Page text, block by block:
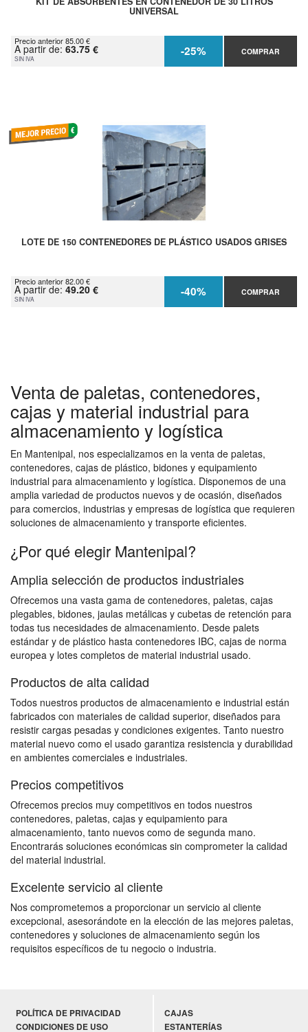
UNIVERSAL
Precio anterior 85.00 €
A partir de: 63.75 €
SIN IVA -25% COMPRAR
LOTE DE 150 CONTENEDORES DE PLÁSTICO USADOS GRISES
Precio anterior 82.00 €
A partir de: 49.20 €
SIN IVA -40% COMPRAR
Venta de paletas, contenedores,
cajas y material industrial para
almacenamiento y logística
En Mantenipal, nos especializamos en la venta de paletas,
contenedores, cajas de plástico, bidones y equipamiento
industrial para almacenamiento y logística. Disponemos de una
amplia variedad de productos nuevos y de ocasión, diseñados
para comercios, industrias y empresas de logística que requieren
soluciones de almacenamiento y transporte eficientes.
¿Por qué elegir Mantenipal?
Amplia selección de productos industriales
Ofrecemos una vasta gama de contenedores, paletas, cajas
plegables, bidones, jaulas metálicas y cubetas de retención para
todas tus necesidades de almacenamiento. Desde palets
estándar y de plástico hasta contenedores IBC, cajas de norma
europea y lotes completos de material industrial usado.
Productos de alta calidad
Todos nuestros productos de almacenamiento e industrial están
fabricados con materiales de calidad superior, diseñados para
resistir cargas pesadas y condiciones exigentes. Tanto nuestro
material nuevo como el usado garantiza resistencia y durabilidad
en ambientes comerciales e industriales.
Precios competitivos
Ofrecemos precios muy competitivos en todos nuestros
contenedores, paletas, cajas y equipamiento para
almacenamiento, tanto nuevos como de segunda mano.
Encontrarás soluciones económicas sin comprometer la calidad
del material industrial.
Excelente servicio al cliente
Nos comprometemos a proporcionar un servicio al cliente
excepcional, asesorándote en la elección de las mejores paletas,
contenedores y soluciones de almacenamiento según los
requisitos específicos de tu negocio o industria.
POLÍTICA DE PRIVACIDAD
CONDICIONES DE USO
CAJAS
ESTANTERÍAS